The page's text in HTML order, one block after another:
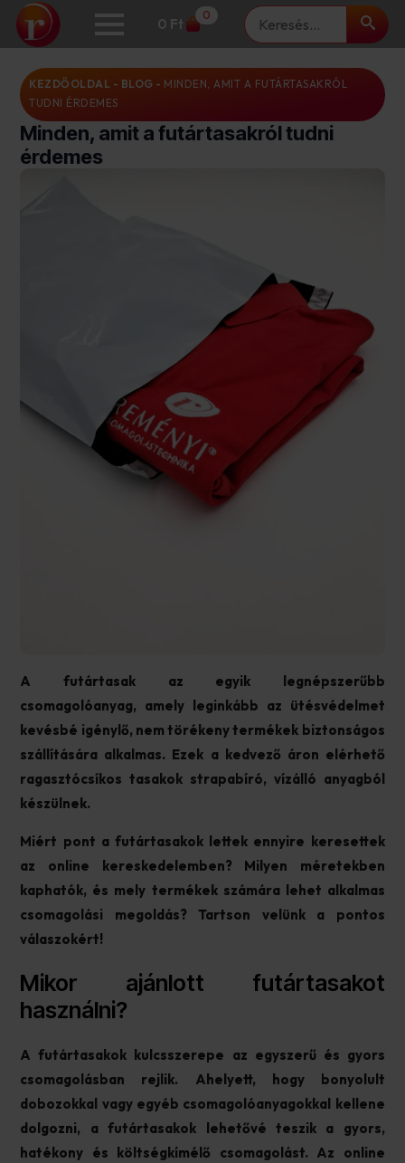
0 Ft
0 Keresés
KEZDŐOLDAL - BLOG - MINDEN, AMIT A FUTÁRTASAKRÓL
TUDNI ÉRDEMES
Minden, amit a futártasakról tudni
érdemes
A futártasak az egyik legnépszerűbb
csomagolóanyag, amely leginkább az ütésvédelmet
kevésbé igénylő, nem törékeny termékek biztonságos
szállítására alkalmas. Ezek a kedvező áron elérhető
ragasztócsíkos tasakok strapabíró, vízálló anyagból
készülnek.
Miért pont a futártasakok lettek ennyire keresettek
az online kereskedelemben? Milyen méretekben
kaphatók, és mely termékek számára lehet alkalmas
csomagolási megoldás? Tartson velünk a pontos
válaszokért!
Mikor ajánlott futártasakot
használni?
A futártasakok kulcsszerepe az egyszerű és gyors
csomagolásban rejlik. Ahelyett, hogy bonyolult
dobozokkal vagy egyéb csomagolóanyagokkal kellene
dolgozni, a futártasakok lehetővé teszik a gyors,
hatékony és költségkímélő csomagolást. Az online